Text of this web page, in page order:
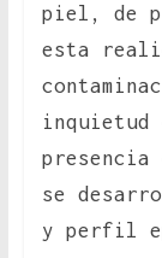
piel, de
esta
inquietud
presencia
se
y perfil